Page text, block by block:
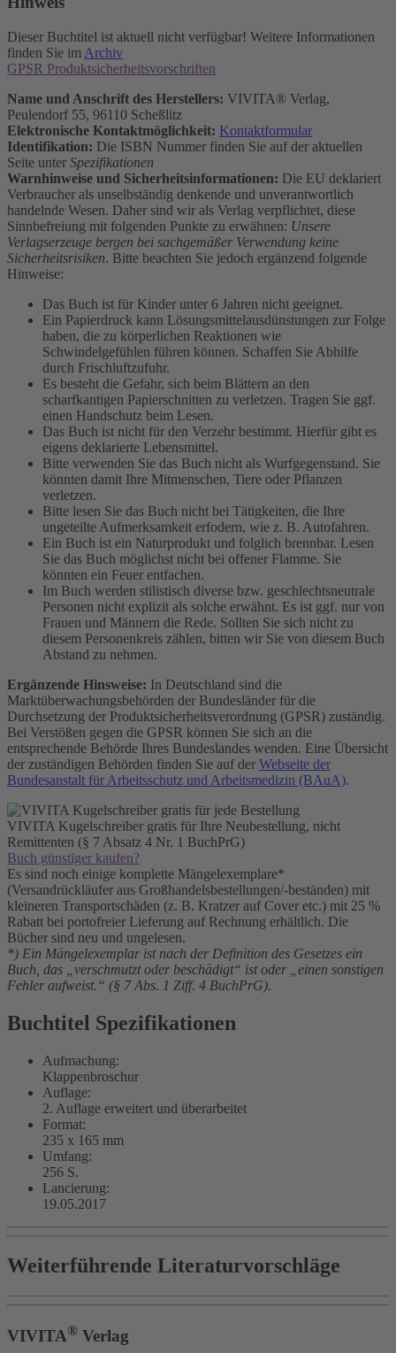
Dieser Buchtitel ist aktuell nicht verfügbar! Weitere Informationen
finden Sie im Archiv
GPSR Produktsicherheitsvorschriften
Name und Anschrift des Herstellers: VIVITA® Verlag,
Peulendorf 55, 96110 Scheßlitz
Elektronische Kontaktmöglichkeit: Kontaktformular
Identifikation: Die ISBN Nummer finden Sie auf der aktuellen
Seite unter Spezifikationen
Warnhinweise und Sicherheitsinformationen: Die EU deklariert
Verbraucher als unselbständig denkende und unverantwortlich
handelnde Wesen. Daher sind wir als Verlag verpflichtet, diese
Sinnbefreiung mit folgenden Punkte zu erwähnen: Unsere
Verlagserzeuge bergen bei sachgemäßer Verwendung keine
Sicherheitsrisiken. Bitte beachten Sie jedoch ergänzend folgende
Hinweise:
Das Buch ist für Kinder unter 6 Jahren nicht geeignet.
Ein Papierdruck kann Lösungsmittelausdünstungen zur Folge
haben, die zu körperlichen Reaktionen wie
Schwindelgefühlen führen können. Schaffen Sie Abhilfe
durch Frischluftzufuhr.
Es besteht die Gefahr, sich beim Blättern an den
scharfkantigen Papierschnitten zu verletzen. Tragen Sie ggf.
einen Handschutz beim Lesen.
Das Buch ist nicht für den Verzehr bestimmt. Hierfür gibt es
eigens deklarierte Lebensmittel.
Bitte verwenden Sie das Buch nicht als Wurfgegenstand. Sie
könnten damit Ihre Mitmenschen, Tiere oder Pflanzen
verletzen.
Bitte lesen Sie das Buch nicht bei Tätigkeiten, die Ihre
ungeteilte Aufmerksamkeit erfodern, wie z. B. Autofahren.
Ein Buch ist ein Naturprodukt und folglich brennbar. Lesen
Sie das Buch möglichst nicht bei offener Flamme. Sie
könnten ein Feuer entfachen.
Im Buch werden stilistisch diverse bzw. geschlechtsneutrale
Personen nicht explizit als solche erwähnt. Es ist ggf. nur von
Frauen und Männern die Rede. Sollten Sie sich nicht zu
diesem Personenkreis zählen, bitten wir Sie von diesem Buch
Abstand zu nehmen.
Ergänzende Hinsweise: In Deutschland sind die
Marktüberwachungsbehörden der Bundesländer für die
Durchsetzung der Produktsicherheitsverordnung (GPSR) zuständig.
Bei Verstößen gegen die GPSR können Sie sich an die
entsprechende Behörde Ihres Bundeslandes wenden. Eine Übersicht
der zuständigen Behörden finden Sie auf der Webseite der
Bundesanstalt für Arbeitsschutz und Arbeitsmedizin (BAuA).
VIVITA Kugelschreiber gratis für Ihre Neubestellung, nicht
Remittenten (§ 7 Absatz 4 Nr. 1 BuchPrG)
Buch günstiger kaufen?
Es sind noch einige komplette Mängelexemplare*
(Versandrückläufer aus Großhandelsbestellungen/-beständen) mit
kleineren Transportschäden (z. B. Kratzer auf Cover etc.) mit 25 %
Rabatt bei portofreier Lieferung auf Rechnung erhältlich. Die
Bücher sind neu und ungelesen.
*) Ein Mängelexemplar ist nach der Definition des Gesetzes ein
Buch, das „verschmutzt oder beschädigt“ ist oder „einen sonstigen
Fehler aufweist.“ (§ 7 Abs. 1 Ziff. 4 BuchPrG).
Buchtitel Spezifikationen
Aufmachung:
Klappenbroschur
Auflage:
2. Auflage erweitert und überarbeitet
Format:
235 x 165 mm
Umfang:
256 S.
Lancierung:
19.05.2017
Weiterführende Literaturvorschläge
VIVITA® Verlag